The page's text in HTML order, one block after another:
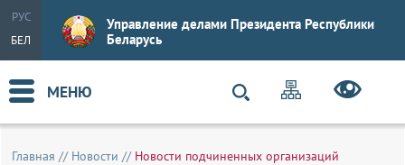
РУС
БЕЛ
Управление делами Президента Республики
Беларусь
МЕНЮ
Главная // Новости // Новости подчиненных организаций